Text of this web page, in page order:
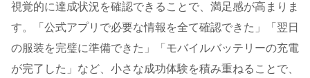
視覚的に達成状況を確認できることで、満足感が高まりま
す。「公式アプリで必要な情報を全て確認できた」「翌日
の服装を完璧に準備できた」「モバイルバッテリーの充電
が完了した」など、小さな成功体験を積み重ねることで、